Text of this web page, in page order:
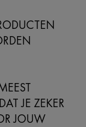
JE ZEKER
JOUW